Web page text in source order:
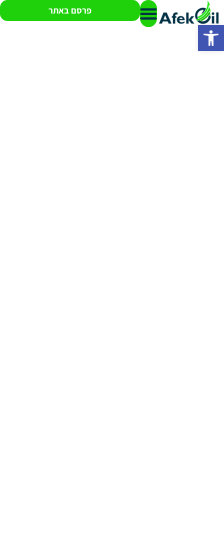
פתח סרגל נגישות
פרסם באתר